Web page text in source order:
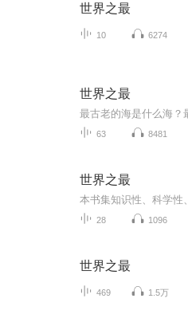
世界之最
10 6274
世界之最
63 8481
世界之最
28 1096
世界之最
469 1.5万